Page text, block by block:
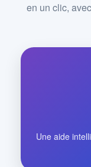
en un clic,
Une aide